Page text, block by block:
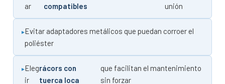
ar
compatibles
unión
Evitar adaptadores metálicos que puedan corroer el
poliéster
Eleg
ir
rácors con
tuerca loca
que facilitan el mantenimiento
sin forzar